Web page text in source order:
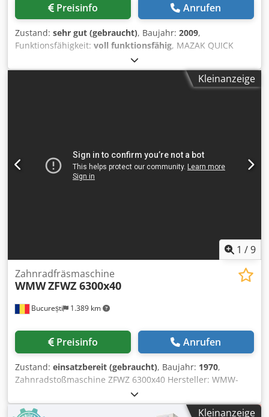
Preisinfo Anrufen
Zustand: sehr gut (gebraucht), Baujahr: 2009,
Funktionsfähigkeit: voll funktionsfähig, MAZAK QUICK
TURN NEXUS 100-II MSY Max. Bearbeitungsdurchmesser:
280 mm Max. Bearbeitungslänge: 400 mm Max.
Fräsdrehzahl: 4.500 U/min Max. Spindeldrehzahl: 6.000
Interface für Stangenlademagazin - autom. Teilefänger -
verstärkte Kühlmittelpumpe - 8 St. feststehende
Werkzeughalter - 2 St. angetriebene Werkzeughalter
Kleinanzeige
1 /9
București 1.389 km
Zahnradfräsmaschine
WMWZFWZ 6300x40
Preisinfo Anrufen
Zustand: einsatzbereit (gebraucht), Baujahr: 1970,
Zahnradstoßmaschine ZFWZ 6300x40 Hersteller: WMW-
MODUL Dodpfx Aqoxln Iwoqsck Modell: ZFWZ 6300x40/1
Baujahr: 1970 Max. Werkstückdurchmesser: 7.100 mm
Kleinanzeige